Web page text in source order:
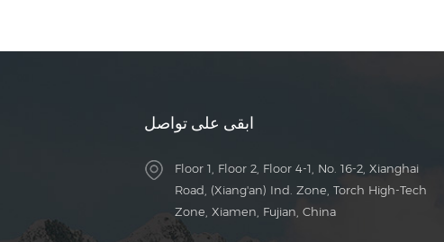
ابقى على تواصل
Floor 1, Floor 2, Floor 4-1, No. 16-2, Xianghai
Road, (Xiang'an) Ind. Zone, Torch High-Tech
Zone, Xiamen, Fujian, China